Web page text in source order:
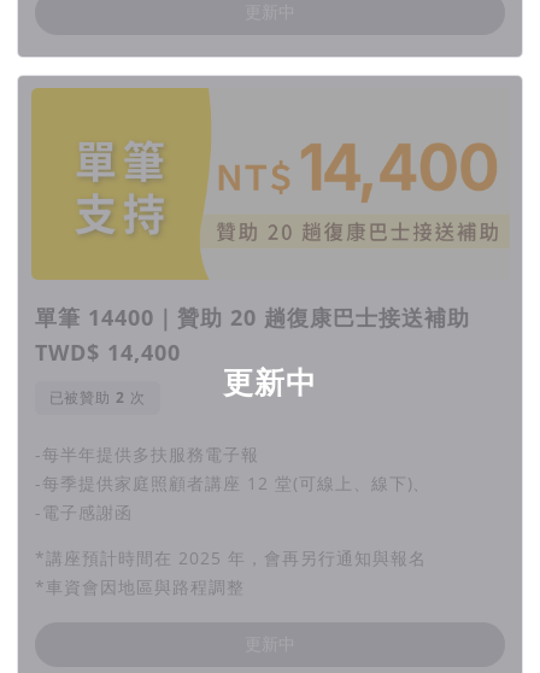
更新中
單筆 14400｜贊助 20 趟復康巴士接送補助
TWD$ 14,400
已被贊助 次
-每半年提供多扶服務電子報
-每季提供家庭照顧者講座 12 堂(可線上、線下)、
-電子感謝函
*講座預計時間在 2025 年，會再另行通知與報名
*車資會因地區與路程調整